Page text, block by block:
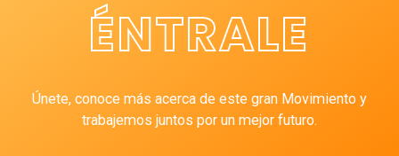
ÉNTRALE
Únete, conoce más acerca de este gran Movimiento y
trabajemos juntos por un mejor futuro.